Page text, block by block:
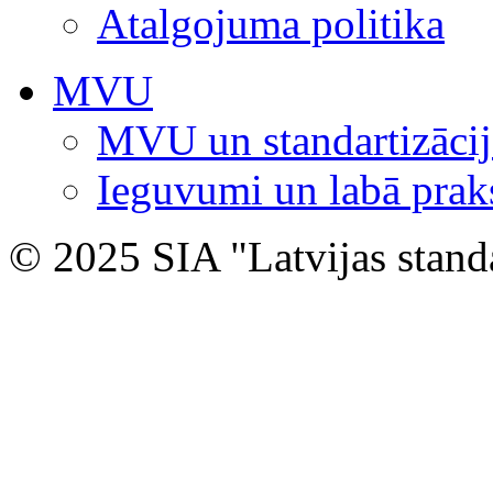
Atalgojuma politika
MVU
MVU un
Ieguvumi un labā
© 2025 SIA "Latvijas